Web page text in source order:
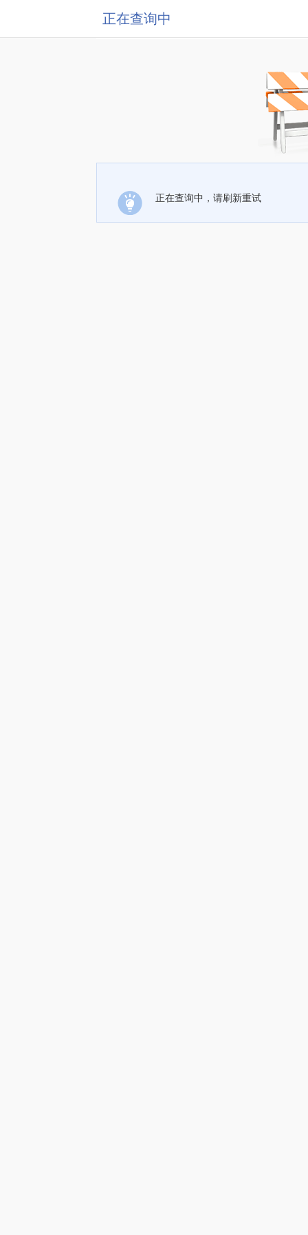
正在查询中
正在查询中，请刷新重试